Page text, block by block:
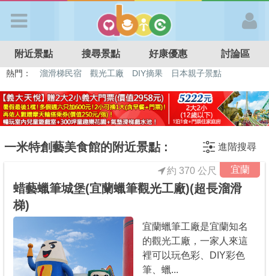
APP登入
首 頁
最新消息
最新留言
附近景點 搜尋景點 好康優惠 討論區
熱門： 溜滑梯民宿 觀光工廠 DIY摘果
日本親子景點
一米特創藝美食館的附近景點 : 進階搜尋
宜蘭
約 370 公尺
蜡藝蠟筆城堡(宜蘭蠟筆觀光工廠)(超長溜滑
梯)
宜蘭蠟筆工廠是宜蘭知名
的觀光工廠，一家人來這
裡可以玩色彩、DIY彩色
筆、蠟...